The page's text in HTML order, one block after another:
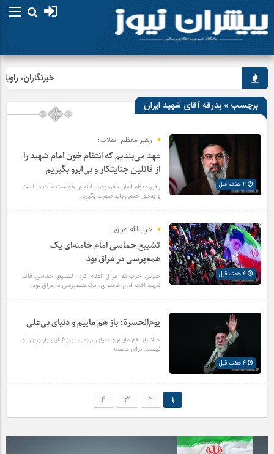
خبرنگاران،
برچسب » بدرقه آقای شهید ایران
رهبر معظم انقلاب:
عهد می‌بندیم که انتقام خون امام شهید را
از قاتلین جنایتکار و بی‌آبرو بگیریم
رهبر معظم انقلاب فرمودند: انتقام، خواست ملّت ما است
و به‌طور حتمی باید صورت بگیرد.
حزب‌الله عراق :
تشییع حماسی امام خامنه‌ای یک
همه‌پرسی در عراق بود
جنبش حزب‌الله عراق اعلام کرد: تشییع حماسی قائد
شهید امّت امام خامنه‌ای، یک همه‌پرسی در عراق بود.
یوم‌الحسرة؛ باز هم ماییم و دنیای بی‌علی
حالا باز هم ماییم و دنیای بی‌علی. برزخ این بار برای او
نیست؛ برای ماست.
1
2
3
4